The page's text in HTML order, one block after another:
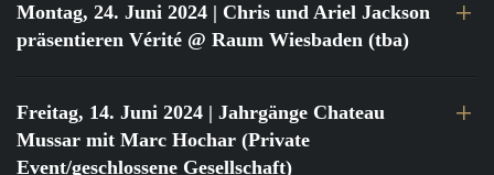
Montag, 24. Juni 2024 | Chris und Ariel Jackson
präsentieren Vérité @ Raum Wiesbaden (tba)
Freitag, 14. Juni 2024 | Jahrgänge Chateau
Mussar mit Marc Hochar (Private
Event/geschlossene Gesellschaft)